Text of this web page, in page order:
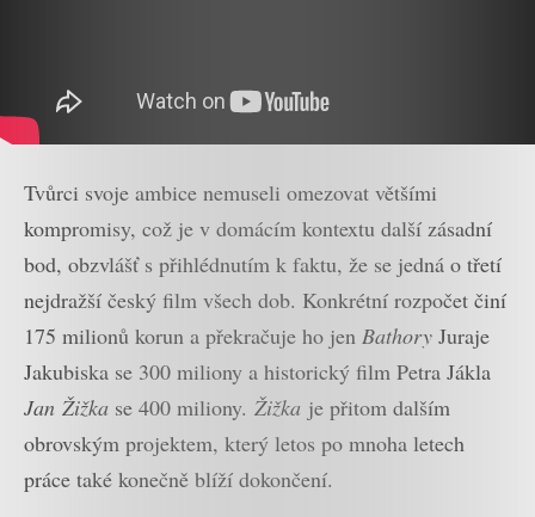
Tvůrci svoje ambice nemuseli omezovat většími
kompromisy, což je v domácím kontextu další zásadní
bod, obzvlášť s přihlédnutím k faktu, že se jedná o třetí
nejdražší český film všech dob. Konkrétní rozpočet činí
175 milionů korun a překračuje ho jen Bathory Juraje
Jakubiska se 300 miliony a historický film Petra Jákla
Jan Žižka se 400 miliony. Žižka je přitom dalším
obrovským projektem, který letos po mnoha letech
práce také konečně blíží dokončení.